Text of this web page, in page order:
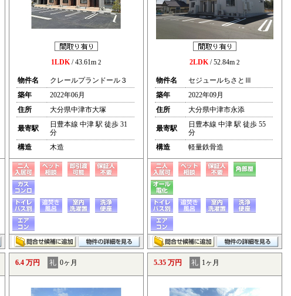
1LDK/ 43.61m 2
物件名
クレールプランドール３
築年
2022年06月
住所
大分県中津市大塚
最寄駅
日豊本線 中津 駅 徒歩 31
分
構造
木造
2LDK/ 52.84m 2
物件名
セジュールちさとⅢ
築年
2022年09月
住所
大分県中津市永添
最寄駅
日豊本線 中津 駅 徒歩 55
分
構造
軽量鉄骨造
6.4 万円 礼 0ヶ月 5.35 万円 礼 1ヶ月